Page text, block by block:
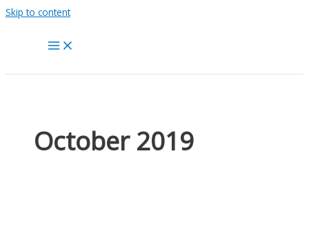
Skip to content
October 2019